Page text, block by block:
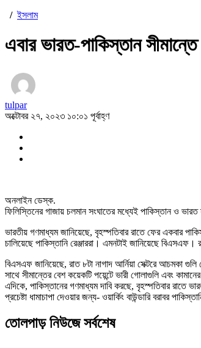
/ইসলাম
এবার ভারত-পাকিস্তান
tulpar
অক্টোবর ২৭, ২০২৩ ১০:০১ পূর্বাহ্ণ
অনলাইন ডেস্ক.
ফিলিস্তিনের গাজায় চলমান সংঘাতের মধ্যেই পাকিস্তান ও
ভারতীয় গণমাধ্যম জানিয়েছে, বৃহস্পতিবার রাতে ফের একবার
চালিয়েছে পাকিস্তানি রেঞ্জাররা। এমনটাই জানিয়েছে
বিএসএফ জানিয়েছে, রাত ৮টা নাগাদ আর্নিয়া সেক্টরে আচমকা
সাথে সীমান্তের বেশ কয়েকটি পয়েন্টে ভারী গোলাগুলি এবং
এদিকে, পাকিস্তানের গণমাধ্যম দাবি করছে, বৃহস্পতিবার রাতে
প্রচেষ্টা ধামাচাপা দেওয়ার জন্য- ওয়ার্কিং বাউন্ডারি বরাবর
তোলপাড় নিউজে সর্বশেষ